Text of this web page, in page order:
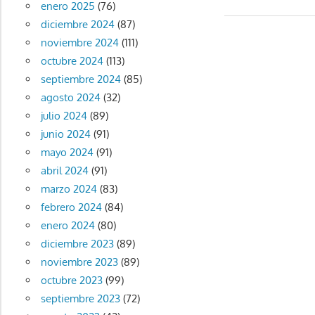
de
enero 2025 (76)
diciembre 2024(87)
noviembre 2024(111)
octubre 2024(113)
septiembre 2024(85)
agosto 2024(32)
julio 2024(89)
junio 2024(91)
mayo 2024(91)
abril 2024(91)
marzo 2024(83)
febrero 2024(84)
enero 2024(80)
diciembre 2023(89)
noviembre 2023(89)
octubre 2023(99)
septiembre 2023(72)